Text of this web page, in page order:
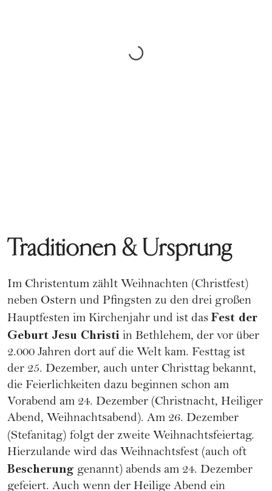
Traditionen & Ursprung
Im Christentum zählt Weihnachten (Christfest)
neben Ostern und Pfingsten zu den drei großen
Hauptfesten im Kirchenjahr und ist das Fest der
Geburt Jesu Christi in Bethlehem, der vor über
2.000 Jahren dort auf die Welt kam. Festtag ist
der 25. Dezember, auch unter Christtag bekannt,
die Feierlichkeiten dazu beginnen schon am
Vorabend am 24. Dezember (Christnacht, Heiliger
Abend, Weihnachtsabend). Am 26. Dezember
(Stefanitag) folgt der zweite Weihnachtsfeiertag.
Hierzulande wird das Weihnachtsfest (auch oft
Bescherung genannt) abends am 24. Dezember
gefeiert. Auch wenn der Heilige Abend ein